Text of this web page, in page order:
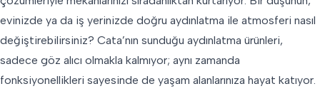
evinizde ya da iş yerinizde doğru aydınlatma ile atmosferi nasıl
değiştirebilirsiniz? Cata’nın sunduğu aydınlatma ürünleri,
sadece göz alıcı olmakla kalmıyor; aynı zamanda
fonksiyonellikleri sayesinde de yaşam alanlarınıza hayat katıyor.